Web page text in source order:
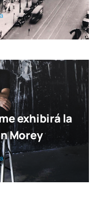
exhibirá la
Morey